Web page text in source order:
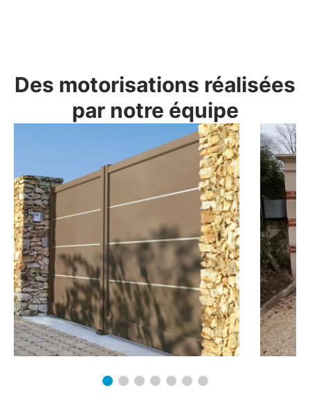
Des motorisations réalisées
par notre équipe